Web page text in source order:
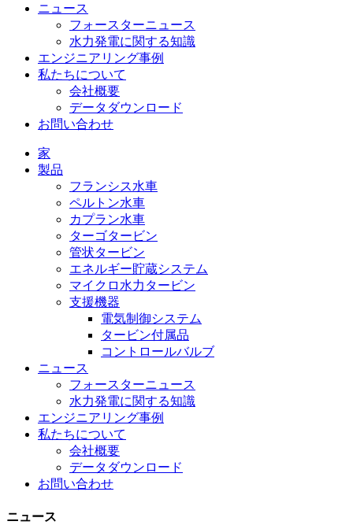
ニュース
フォースターニュース
水力発電に関する知識
エンジニアリング事例
私たちについて
会社概要
データダウンロード
お問い合わせ
家
製品
フランシス水車
ペルトン水車
カプラン水車
ターゴタービン
管状タービン
エネルギー貯蔵システム
マイクロ水力タービン
支援機器
電気制御システム
タービン付属品
コントロールバルブ
ニュース
フォースターニュース
水力発電に関する知識
エンジニアリング事例
私たちについて
会社概要
データダウンロード
お問い合わせ
ニュース